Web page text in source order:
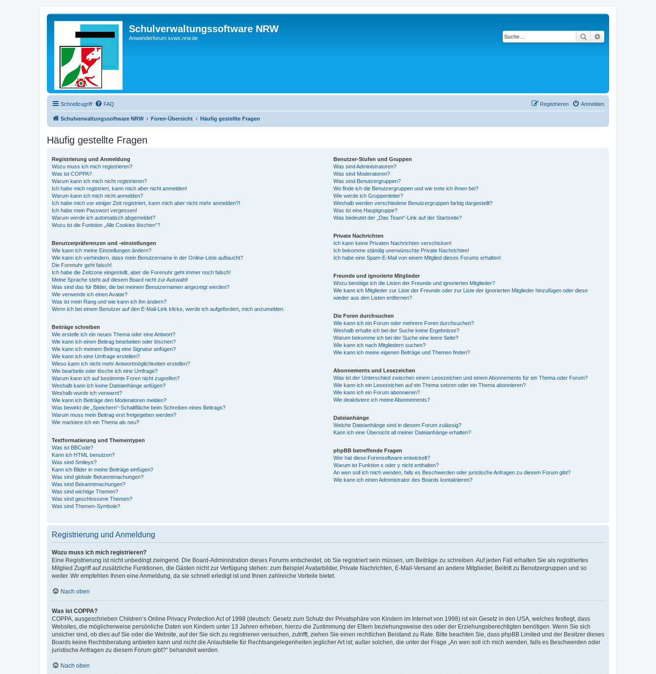
Schulverwaltungssoftware NRW
Anwenderforum svws.nrw.de Suche
Schnellzugriff FAQ Anmelden
Registrieren
Schulverwaltungssoftware NRW Foren-Übersicht Häufig gestellte Fragen
Häufig gestellte Fragen
Registrierung und Anmeldung
Wozu muss ich mich registrieren?
Was ist COPPA?
Warum kann ich mich nicht registrieren?
Ich habe mich registriert, kann mich aber nicht anmelden!
Warum kann ich mich nicht anmelden?
Ich habe mich vor einiger Zeit registriert, kann mich aber nicht mehr anmelden?!
Ich habe mein Passwort vergessen!
Warum werde ich automatisch abgemeldet?
Wozu ist die Funktion „Alle Cookies löschen“?
Benutzerpräferenzen und -einstellungen
Wie kann ich meine Einstellungen ändern?
Wie kann ich verhindern, dass mein Benutzername in der Online-Liste auftaucht?
Die Forenuhr geht falsch!
Ich habe die Zeitzone eingestellt, aber die Forenuhr geht immer noch falsch!
Meine Sprache steht auf diesem Board nicht zur Auswahl!
Was sind das für Bilder, die bei meinem Benutzernamen angezeigt werden?
Wie verwende ich einen Avatar?
Was ist mein Rang und wie kann ich ihn ändern?
Wenn ich bei einem Benutzer auf den E-Mail-Link klicke, werde ich aufgefordert, mich anzumelden.
Beiträge schreiben
Wie erstelle ich ein neues Thema oder eine Antwort?
Wie kann ich einen Beitrag bearbeiten oder löschen?
Wie kann ich meinem Beitrag eine Signatur anfügen?
Wie kann ich eine Umfrage erstellen?
Wieso kann ich nicht mehr Antwortmöglichkeiten erstellen?
Wie bearbeite oder lösche ich eine Umfrage?
Warum kann ich auf bestimmte Foren nicht zugreifen?
Weshalb kann ich keine Dateianhänge anfügen?
Weshalb wurde ich verwarnt?
Wie kann ich Beiträge den Moderatoren melden?
Was bewirkt die „Speichern“-Schaltfläche beim Schreiben eines Beitrags?
Warum muss mein Beitrag erst freigegeben werden?
Wie markiere ich ein Thema als neu?
Textformatierung und Thementypen
Was ist BBCode?
Kann ich HTML benutzen?
Was sind Smileys?
Kann ich Bilder in meine Beiträge einfügen?
Was sind globale Bekanntmachungen?
Was sind Bekanntmachungen?
Was sind wichtige Themen?
Was sind geschlossene Themen?
Was sind Themen-Symbole?
Benutzer-Stufen und Gruppen
Was sind Administratoren?
Was sind Moderatoren?
Was sind Benutzergruppen?
Wo finde ich die Benutzergruppen und wie trete ich ihnen bei?
Wie werde ich Gruppenleiter?
Weshalb werden verschiedene Benutzergruppen farbig dargestellt?
Was ist eine Hauptgruppe?
Was bedeutet der „Das Team“-Link auf der Startseite?
Private Nachrichten
Ich kann keine Privaten Nachrichten verschicken!
Ich bekomme ständig unerwünschte Private Nachrichten!
Ich habe eine Spam-E-Mail von einem Mitglied dieses Forums erhalten!
Freunde und ignorierte Mitglieder
Wozu benötige ich die Listen der Freunde und ignorierten Mitglieder?
Wie kann ich Mitglieder zur Liste der Freunde oder zur Liste der ignorierten Mitglieder hinzufügen oder diese
wieder aus den Listen entfernen?
Die Foren durchsuchen
Wie kann ich ein Forum oder mehrere Foren durchsuchen?
Weshalb erhalte ich bei der Suche keine Ergebnisse?
Warum bekomme ich bei der Suche eine leere Seite?
Wie kann ich nach Mitgliedern suchen?
Wie kann ich meine eigenen Beiträge und Themen finden?
Abonnements und Lesezeichen
Was ist der Unterschied zwischen einem Lesezeichen und einem Abonnements für ein Thema oder Forum?
Wie kann ich ein Lesezeichen auf ein Thema setzen oder ein Thema abonnieren?
Wie kann ich ein Forum abonnieren?
Wie deaktiviere ich meine Abonnements?
Dateianhänge
Welche Dateianhänge sind in diesem Forum zulässig?
Kann ich eine Übersicht all meiner Dateianhänge erhalten?
phpBB betreffende Fragen
Wer hat diese Forensoftware entwickelt?
Warum ist Funktion x oder y nicht enthalten?
An wen soll ich mich wenden, falls es Beschwerden oder juristische Anfragen zu diesem Forum gibt?
Wie kann ich einen Administrator des Boards kontaktieren?
Registrierung und Anmeldung
Wozu muss ich mich registrieren?
Eine Registrierung ist nicht unbedingt zwingend. Die Board-Administration dieses Forums entscheidet, ob Sie registriert sein müssen, um Beiträge zu schreiben. Auf jeden Fall erhalten Sie als registriertes
Mitglied Zugriff auf zusätzliche Funktionen, die Gästen nicht zur Verfügung stehen: zum Beispiel Avatarbilder, Private Nachrichten, E-Mail-Versand an andere Mitglieder, Beitritt zu Benutzergruppen und so
weiter. Wir empfehlen Ihnen eine Anmeldung, da sie schnell erledigt ist und Ihnen zahlreiche Vorteile bietet.
Nach oben
Was ist COPPA?
COPPA, ausgeschrieben Children’s Online Privacy Protection Act of 1998 (deutsch: Gesetz zum Schutz der Privatsphäre von Kindern im Internet von 1998) ist ein Gesetz in den USA, welches festlegt, dass
Websites, die möglicherweise persönliche Daten von Kindern unter 13 Jahren erheben, hierzu die Zustimmung der Eltern beziehungsweise des oder der Erziehungsberechtigten benötigen. Wenn Sie sich
unsicher sind, ob dies auf Sie oder die Website, auf der Sie sich zu registrieren versuchen, zutrifft, ziehen Sie einen rechtlichen Beistand zu Rate. Bitte beachten Sie, dass phpBB Limited und der Besitzer dieses
Boards keine Rechtsberatung anbieten kann und nicht die Anlaufstelle für Rechtsangelegenheiten jeglicher Art ist; außer solchen, die unter der Frage „An wen soll ich mich wenden, falls es Beschwerden oder
juristische Anfragen zu diesem Forum gibt?“ behandelt werden.
Nach oben